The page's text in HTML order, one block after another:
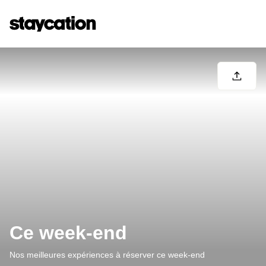
Ce week-end
Nos meilleures expériences à réserver ce week-end